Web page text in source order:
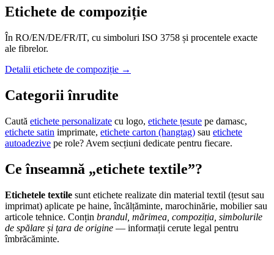
Etichete de compoziție
În RO/EN/DE/FR/IT, cu simboluri ISO 3758 și procentele exacte
ale fibrelor.
Detalii etichete de compoziție →
Categorii înrudite
Caută etichete personalizate cu logo, etichete țesute pe damasc,
etichete satin imprimate, etichete carton (hangtag) sau etichete
autoadezive pe role? Avem secțiuni dedicate pentru fiecare.
Ce înseamnă „etichete textile”?
Etichetele textile sunt etichete realizate din material textil (țesut sau
imprimat) aplicate pe haine, încălțăminte, marochinărie, mobilier sau
articole tehnice. Conțin brandul, mărimea, compoziția, simbolurile
de spălare și țara de origine — informații cerute legal pentru
îmbrăcăminte.